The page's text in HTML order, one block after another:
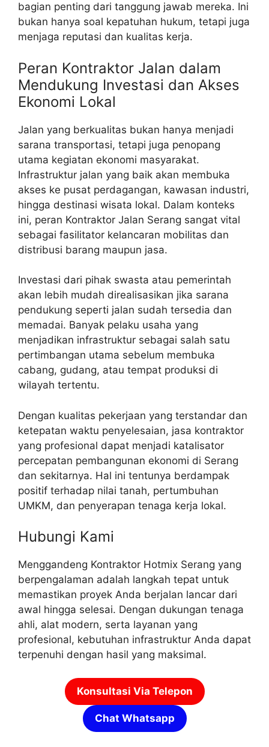
bagian penting dari tanggung jawab mereka. Ini
bukan hanya soal kepatuhan hukum, tetapi juga
menjaga reputasi dan kualitas kerja.
Peran Kontraktor Jalan dalam
Mendukung Investasi dan Akses
Ekonomi Lokal
Jalan yang berkualitas bukan hanya menjadi
sarana transportasi, tetapi juga penopang
utama kegiatan ekonomi masyarakat.
Infrastruktur jalan yang baik akan membuka
akses ke pusat perdagangan, kawasan industri,
hingga destinasi wisata lokal. Dalam konteks
ini, peran Kontraktor Jalan Serang sangat vital
sebagai fasilitator kelancaran mobilitas dan
distribusi barang maupun jasa.
Investasi dari pihak swasta atau pemerintah
akan lebih mudah direalisasikan jika sarana
pendukung seperti jalan sudah tersedia dan
memadai. Banyak pelaku usaha yang
menjadikan infrastruktur sebagai salah satu
pertimbangan utama sebelum membuka
cabang, gudang, atau tempat produksi di
wilayah tertentu.
Dengan kualitas pekerjaan yang terstandar dan
ketepatan waktu penyelesaian, jasa kontraktor
yang profesional dapat menjadi katalisator
percepatan pembangunan ekonomi di Serang
dan sekitarnya. Hal ini tentunya berdampak
positif terhadap nilai tanah, pertumbuhan
UMKM, dan penyerapan tenaga kerja lokal.
Hubungi Kami
Menggandeng Kontraktor Hotmix Serang yang
berpengalaman adalah langkah tepat untuk
memastikan proyek Anda berjalan lancar dari
awal hingga selesai. Dengan dukungan tenaga
ahli, alat modern, serta layanan yang
profesional, kebutuhan infrastruktur Anda dapat
terpenuhi dengan hasil yang maksimal.
Konsultasi Via Telepon
Chat Whatsapp